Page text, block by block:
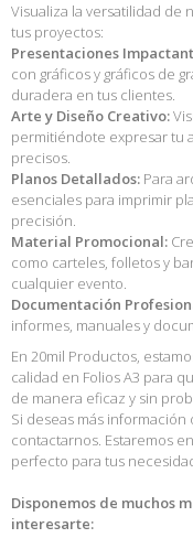
Visualiza la versatilidad de
tus proyectos:
Presentaciones
con gráficos y gráficos de
duradera en tus clientes.
Arte y Diseño Creativo:
permitiéndote expresar tu
precisos.
Planos Detallados: Para
esenciales para imprimir
precisión.
Material Promocional:
como carteles, folletos y
cualquier evento.
Documentación
informes, manuales y
En 20mil Productos,
calidad en Folios A3 para
de manera eficaz y sin
Si deseas más
contactarnos. Estaremos
perfecto para tus
Disponemos de muchos
interesarte: